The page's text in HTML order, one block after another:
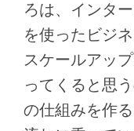
ろは、インタ
を使ったビジ
スケールアッ
ってくると思
の仕組みを作